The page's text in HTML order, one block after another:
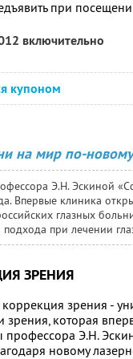
при
включительно
купоном
на мир по-
Э.Н. Эскиной
Впервые клиника
глазных
при лечении
ЗРЕНИЯ
зрения -
которая
Э.Н.
новому